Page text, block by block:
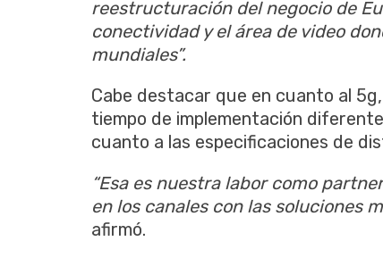
reestructuración del negocio de
conectividad y el área de video
mundiales”.
Cabe destacar que en cuanto al
tiempo de implementación
cuanto a las especificaciones de
“Esa es nuestra labor como
en los canales con las soluciones
afirmó.